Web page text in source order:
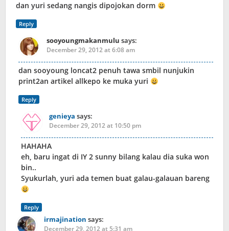
dan yuri sedang nangis dipojokan dorm
Reply
sooyoungmakanmulu says:
December 29, 2012 at 6:08 am
dan sooyoung loncat2 penuh tawa smbil nunjukin
print2an artikel allkepo ke muka yuri
Reply
genieya says:
December 29, 2012 at 10:50 pm
HAHAHA
eh, baru ingat di IY 2 sunny bilang kalau dia suka won
bin..
Syukurlah, yuri ada temen buat galau-galauan bareng
Reply
irmajination says:
December 29, 2012 at 5:31 am